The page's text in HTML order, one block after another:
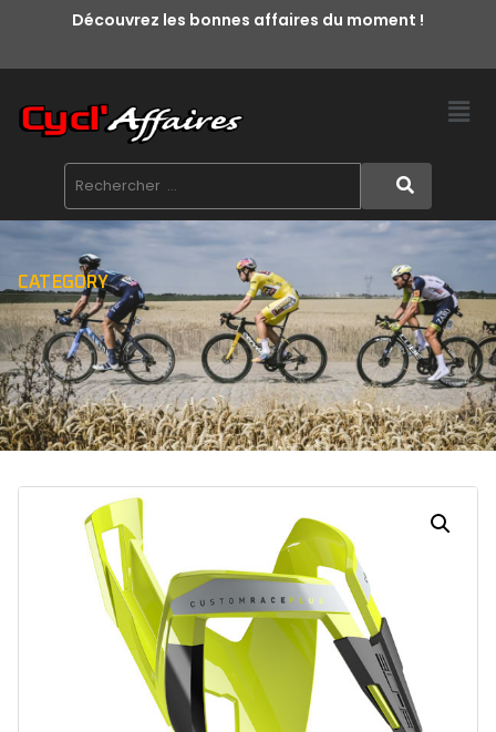
Découvrez les bonnes affaires du moment !
CATEGORY